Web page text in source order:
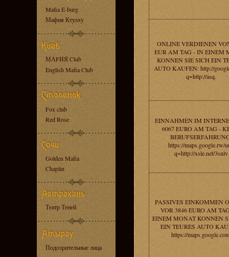
Mafia E-burg
Мафия Ктулху
МАFИЯ Club
English Mafia Club
Fox club
Red Rose
Golden Mafia
Chaplin
Театр Теней
Подозрительные лица
ONLINE VERDIENEN
EUR AM TAG - IN EINEM
KONNEN SIE SICH EIN
AUTO KAUFEN: http://
q=http://asq.
EINNAHMEN IM
6067 EURO AM TAG -
https://maps.google.rw/
q=http://xsle.net/3snlv
PASSIVES EINKOMMEN
VOR 3846 EURO AM
EINEM MONAT KONNEN
EIN TEURES AUTO
https://